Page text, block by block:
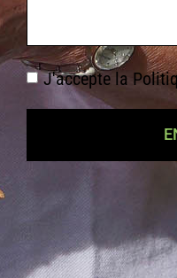
J'accepte la